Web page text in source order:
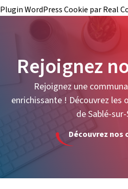
Plugin WordPress Cookie par Real
Rejoignez
Rejoignez une
enrichissante ! Découvrez les
de Sablé-
Découvrez nos